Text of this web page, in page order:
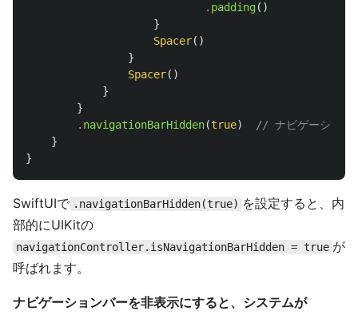
. padding()
}
Spacer()
}
Spacer()
}
}
. navigationBarHidden(true)
// ナビゲーション
}
}
SwiftUIで .navigationBarHidden(true) を設定すると、内
部的にUIKitの
navigationController.isNavigationBarHidden = true が
呼ばれます。
ナビゲーションバーを非表示にすると、システムが